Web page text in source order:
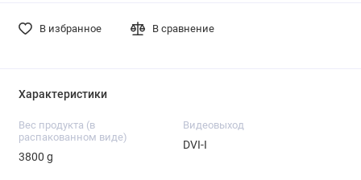
В избранное В сравнение
Характеристики
Вес продукта (в
распакованном виде)
3800 g
Видеовыход
DVI-I